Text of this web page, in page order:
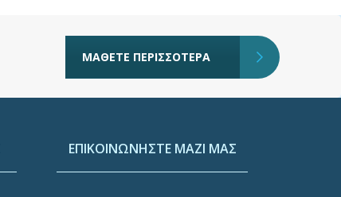
ΜΑΘΕΤΕ ΠΕΡΙΣΣΟΤΕΡΑ
ΕΠΙΚΟΙΝΩΝΗΣΤΕ ΜΑΖΙ ΜΑΣ